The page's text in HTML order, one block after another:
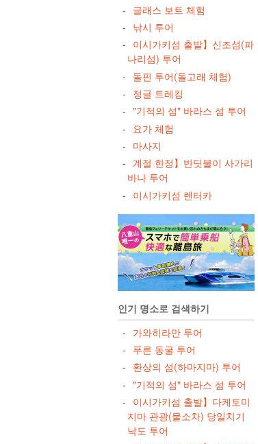
글래스 보트 체험
낚시 투어
이시가키섬 출발】신조섬(파
나리섬) 투어
돌핀 투어(돌고래 체험)
정글 트레킹
"기적의 섬" 바라스 섬 투어
요가 체험
마사지
계절 한정】반딧불이 사가리
바나 투어
이시가키섬 렌터카
인기 명소로 검색하기
가와히라만 투어
푸른 동굴 투어
환상의 섬(하마지마) 투어
"기적의 섬" 바라스 섬 투어
이시가키섬 출발】다케토미
지마 관광(물소차) 당일치기
낙도 투어